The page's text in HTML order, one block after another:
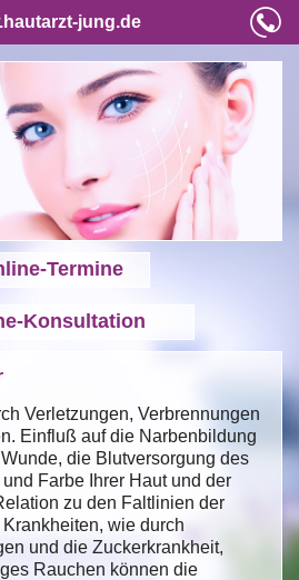
jung.de
Termine
Konsultation
Verletzungen, Verbrennungen
Einfluß auf die Narbenbildung
die Blutversorgung des
Farbe Ihrer Haut und der
zu den Faltlinien der
wie durch
und die Zuckerkrankheit,
Rauchen können die